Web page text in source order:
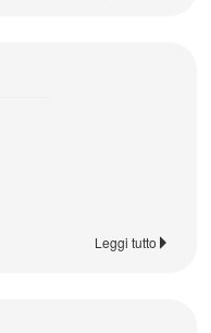
Leggi tutto